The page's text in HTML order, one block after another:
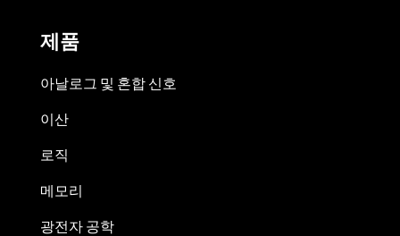
제품
아날로그 및 혼합 신호
이산
로직
메모리
광전자 공학